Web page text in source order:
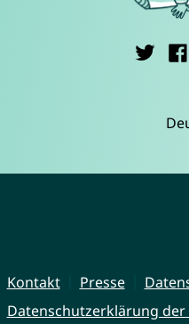
Kontakt Presse
Datenschutzerklärung der